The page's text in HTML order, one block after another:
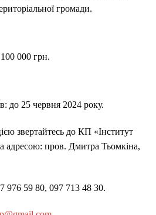
громади.
000 грн.
до 25 червня 2024 року.
звертайтесь до КП «Інститут
адресою: пров. Дмитра Тьомкіна,
976 59 80, 097 713 48 30.